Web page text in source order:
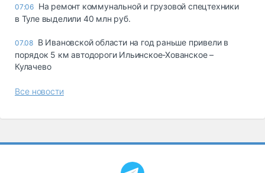
07:06 На ремонт коммунальной и грузовой спецтехники
в Туле выделили 40 млн руб.
07.08 В Ивановской области на год раньше привели в
порядок 5 км автодороги Ильинское-Хованское –
Кулачево
Все новости